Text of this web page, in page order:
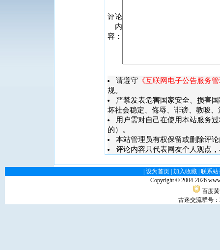
评论
内
容：
请遵守 《互联网电子公告服务
规。
严禁发表危害国家安全、损害
坏社会稳定、侮辱、诽谤、教唆
用户需对自己在使用本站服务
的）。
本站管理员有权保留或删除评
评论内容只代表网友个人观点
设为首页| 加入收藏| 联系站
Copyright © 2004-2026
百度
古迷交流群号